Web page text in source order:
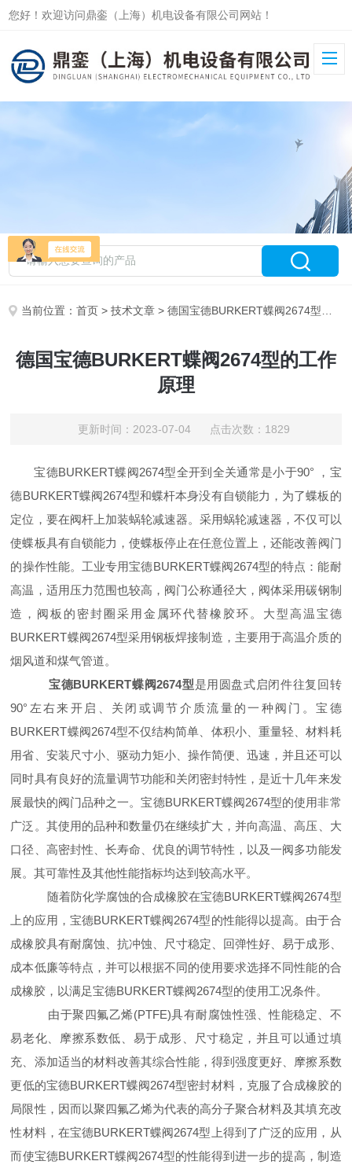
您好！欢迎访问鼎銮（上海）机电设备有限公司网站！
当前位置：首页 >技术文章 > 德国宝德BURKERT蝶阀2674型的工作原理
德国宝德BURKERT蝶阀2674型的工作
原理
更新时间：2023-07-04 点击次数：1829
宝德BURKERT蝶阀2674型全开到全关通常是小于90° ，宝
德BURKERT蝶阀2674型和蝶杆本身没有自锁能力，为了蝶板的
定位，要在阀杆上加装蜗轮减速器。采用蜗轮减速器，不仅可以
使蝶板具有自锁能力，使蝶板停止在任意位置上，还能改善阀门
的操作性能。工业专用宝德BURKERT蝶阀2674型的特点：能耐
高温，适用压力范围也较高，阀门公称通径大，阀体采用碳钢制
造，阀板的密封圈采用金属环代替橡胶环。大型高温宝德
BURKERT蝶阀2674型采用钢板焊接制造，主要用于高温介质的
烟风道和煤气管道。
宝德BURKERT蝶阀2674型是用圆盘式启闭件往复回转
90°左右来开启、关闭或调节介质流量的一种阀门。宝德
BURKERT蝶阀2674型不仅结构简单、体积小、重量轻、材料耗
用省、安装尺寸小、驱动力矩小、操作简便、迅速，并且还可以
同时具有良好的流量调节功能和关闭密封特性，是近十几年来发
展最快的阀门品种之一。宝德BURKERT蝶阀2674型的使用非常
广泛。其使用的品种和数量仍在继续扩大，并向高温、高压、大
口径、高密封性、长寿命、优良的调节特性，以及一阀多功能发
展。其可靠性及其他性能指标均达到较高水平。
随着防化学腐蚀的合成橡胶在宝德BURKERT蝶阀2674型
上的应用，宝德BURKERT蝶阀2674型的性能得以提高。由于合
成橡胶具有耐腐蚀、抗冲蚀、尺寸稳定、回弹性好、易于成形、
成本低廉等特点，并可以根据不同的使用要求选择不同性能的合
成橡胶，以满足宝德BURKERT蝶阀2674型的使用工况条件。
由于聚四氟乙烯(PTFE)具有耐腐蚀性强、性能稳定、不
易老化、摩擦系数低、易于成形、尺寸稳定，并且可以通过填
充、添加适当的材料改善其综合性能，得到强度更好、摩擦系数
更低的宝德BURKERT蝶阀2674型密封材料，克服了合成橡胶的
局限性，因而以聚四氟乙烯为代表的高分子聚合材料及其填充改
性材料，在宝德BURKERT蝶阀2674型上得到了广泛的应用，从
而使宝德BURKERT蝶阀2674型的性能得到进一步的提高，制造